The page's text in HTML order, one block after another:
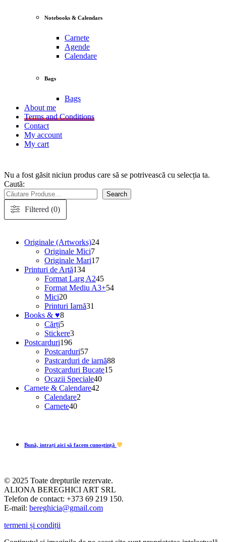
Notebooks & Calendars
Carnete
Agende
Calendare
Bags
Bags
About me
Terms and Conditions
Contact
My account
My cart
Nu a fost găsit niciun produs care să se potrivească cu selecția ta.
Caută:
Search
Filtered (0)
Originale (Artworks)2424
produse
Originale Mici77
produse
Originale Mari1717
Printuri de Artă134134
de
produse
Format Larg A24545
de
Format Mediu A3+5454
Mici2020
de
Printuri Iarnă31
Books & ♥88
produse
Cărți55
produse
Stickere33
Postcarduri196196
de
produse
Postcarduri5757
de
produse
Pastcarduri de iarnă8888
Postcarduri Bucate1515
Ocazii Speciale4040
Carnete & Calendare42
Calendare2
Carnete4040
Bună, intrați aici să facem cunoștință
© 2025 Toate drepturile rezervate.
ALIONA BEREGHICI ART SRL
Telefon de contact: +373 69 219 150.
E-mail: bereghicia@gmail.com
termeni și condiții